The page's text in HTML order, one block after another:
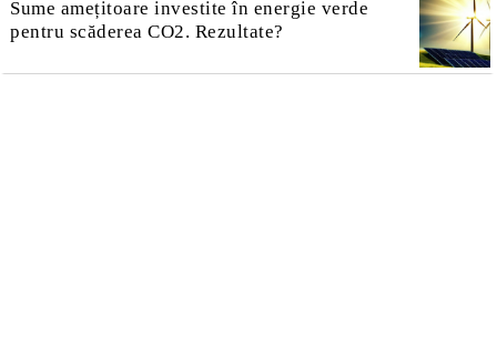
Sume amețitoare investite în energie verde
pentru scăderea CO2. Rezultate?